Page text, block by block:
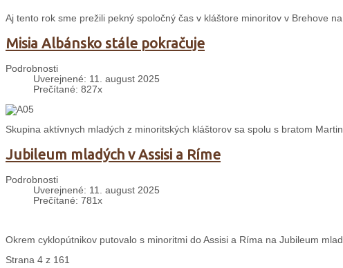
Aj tento rok sme prežili pekný spoločný čas v kláštore minoritov v Brehove
Misia Albánsko stále pokračuje
Podrobnosti
Uverejnené: 11. august 2025
Prečítané: 827x
Skupina aktívnych mladých z minoritských kláštorov sa spolu s bratom
Jubileum mladých v Assisi a Ríme
Podrobnosti
Uverejnené: 11. august 2025
Prečítané: 781x
Okrem cyklopútnikov putovalo s minoritmi do Assisi a Ríma na Jubileum
Strana 4 z 161